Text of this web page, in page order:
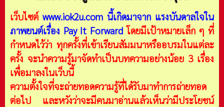
เว็บไซต์ www.iok2u.com นี้เกิดมาจาก แรงบันดาลใจใน
ภาพยนต์เรื่อง Pay It Forward โดยมีเป้าหมายเล็ก ๆ ที่
กำหนดไว้ว่า ทุกครั้งที่เข้าเรียนสัมมนาหรืออบรมในแต่ละ
ครั้ง จะนำความรู้มาจัดทำเป็นบทความอย่างน้อย 3 เรื่อง
เพื่อมาลงในเว็บนี้
ความตั้งใจที่จะถ่ายทอดความรู้ที่ได้รับมาทำการถ่ายทอด
ต่อไป และหวังว่าจะมีคนมาอ่านแล้วเห็นว่ามีประโยชน์